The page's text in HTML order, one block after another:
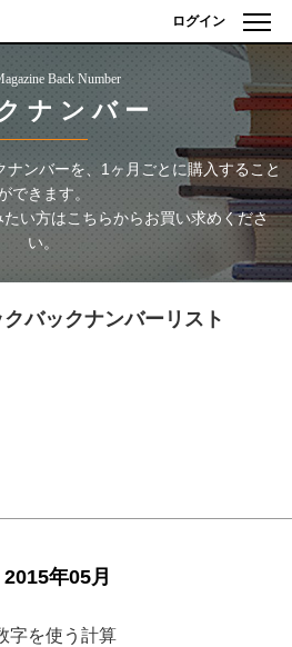
ログイン
Back Number
ナンバー
ナンバーを、1ヶ月ごとに購入すること
できます。
い方はこちらからお買い求めくださ
い。
クバックナンバーリスト
2015年05月
字を使う計算